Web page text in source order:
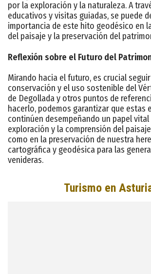
por la exploración y la naturaleza. A
educativos y visitas guiadas, se puede
importancia de este hito geodésico en
del paisaje y la preservación del
Reflexión sobre el Futuro del
Mirando hacia el futuro, es crucial
conservación y el uso sostenible del
de Degollada y otros puntos de
hacerlo, podemos garantizar que estas
continúen desempeñando un papel vital
exploración y la comprensión del
como en la preservación de nuestra
cartográfica y geodésica para las
venideras.